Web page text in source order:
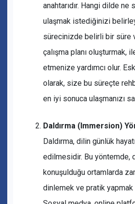
anahtarıdır. Hangi dilde ne
ulaşmak istediğinizi
sürecinizde belirli bir süre
çalışma planı oluşturmak,
etmenize yardımcı olur.
olarak, size bu süreçte
en iyi sonuca ulaşmanızı
Daldırma (Immersion)
Daldırma, dilin günlük
edilmesidir. Bu yöntemde,
konuşulduğu ortamlarda
dinlemek ve pratik yapmak